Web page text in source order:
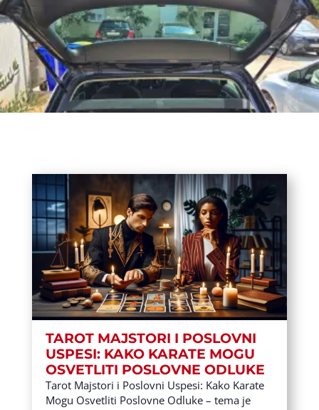
TAROT MAJSTORI I POSLOVNI
USPESI: KAKO KARATE MOGU
OSVETLITI POSLOVNE ODLUKE
Tarot Majstori i Poslovni Uspesi: Kako Karate
Mogu Osvetliti Poslovne Odluke – tema je